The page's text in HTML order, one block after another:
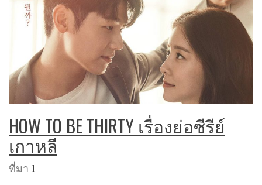
HOW TO BE THIRTY เรื่องย่อซีรีย์
เกาหลี
ที่มา 1